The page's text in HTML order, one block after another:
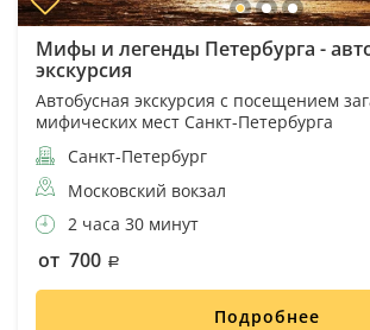
Мифы и легенды Петербурга -
экскурсия
Автобусная экскурсия с посещением
мифических мест Санкт-Петербурга
Санкт-Петербург
Московский вокзал
2 часа 30 минут
от 700
Подробнее